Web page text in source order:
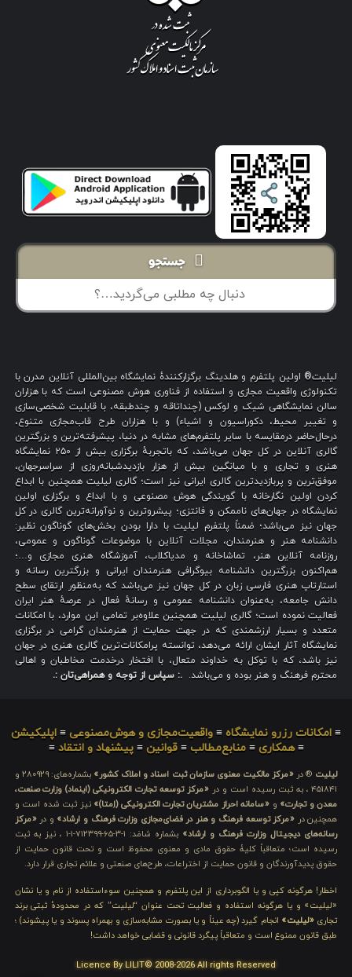
جستجو
لیلیت® اولین پلتفرم و هلدینگ برگزارکنندهٔ نمایشگاه بین‌المللی آنلاین مدرن با
تکنولوژی واقعیت مجازی و استفاده از فناوری هوش مصنوعی است که با هزاران
سالن نمایشگاهی شیک و لوکس (چنداتاقه و چندطبقه، با قابلیت شخصی‌سازی
و تغییر محیط، دکوراسیون و اشیاء) و با هزاران طرح قاب‌مجازی متنوع،
درحال‌حاضر درمقایسه با سایر پلتفرم‌های مشابه در دنیا، پیشرفته‌ترین و بزرگترین
گالری آنلاین در کل جهان می‌باشد، که باتجربهٔ برگزاری بیش از ۲۵۰ نمایشگاه
هنری و تجاری و با میانگین بیش از هزار بازدیدشبانه‌روزی از سراسرجهان،
موفق‌ترین و پربازدیدترین گالری ایرانی نیز است؛ گالری لیلیت همچنین با ابداع
کردن اولین نگارخانه با گویندگی هوش مصنوعی و با ابداع و برگزاری اولین
نمایشگاه در جهان‌های ناممکن و فانتزی؛ پیشروترین و نوآورانه‌ترین گالری در کل
جهان نیز می‌باشد؛ ضمناً پلتفرم لیلیت با دارا بودن بخش‌های گوناگون نظیر:
دانشنامه هنر و هنرمندان، مجلات آنلاین با موضوعات گوناگون و عمومی،
روزنامه آنلاین هنر، تماشاخانه و مدیاکلاب، آموزشگاه هنری مجازی و…؛
هم‌اکنون بزرگترین دانشنامه بیوگرافی هنرمندان ایرانی و بزرگترین رسانه و
استارتاپ هنری فارسی زبان در کل جهان نیز می‌باشد که به‌منظور ارتقای سطح
دانش جامعه، به‌عنوان دانشنامه عمومی و رسانهٔ فعال در عرصهٔ هنر ایران
فعالیت نموده است؛ گالری لیلیت همچنین علاوه‌بر تمامی این موارد، با امکانات
متعدد و بسیار ارزشمندی که در جهت حمایت از هنرمندان گرامی در برگزاری
نمایشگاه آثار ایشان ارائه می‌دهد، توانسته پرامکانات‌ترین گالری هنری در جهان
نیز باشد، که با توکل به خداوند متعال، با افتخار درخدمت مخاطبان و اهالی
محترم فرهنگ و هنر بوده و می‌باشد. .: سپاس از توجه و همراهی‌تان :.
≡ امکانات رزرو نمایشگاه ≡ واقعیت‌مجازی و هوش‌مصنوعی ≡ اپلیکیشن
≡همکاری ≡منابع‌مطالب ≡قوانین ≡پیشنهاد و انتقاد ≡
لیلیت ® در «مرکز مالکیت معنوی سازمان ثبت اسناد و املاک کشور»
بشماره‌های: ۲۸۰۹۲۹ و
۴۵۱۸۴۱ ، به ثبت رسیده است و در
«مرکز توسعه تجارت الکترونیکی (اینماد) وزارت صنعت،
معدن و تجارت» و «سامانه احراز مشتریان تجارت الکترونیکی (اِمتا)» نیز ثبت شده است و
همچنین در «مرکز توسعه فرهنگ و هنر در فضای‌مجازی وزارت فرهنگ و ارشاد» و در«مرکز
رسانه‌های دیجیتال وزارت فرهنگ و ارشاد»
بشماره شامَد: ۱-۳-۶۵-۷۱۲۳۹۹-۱-۱ ، نیز به ثبت
رسیده است؛ متعاقباً کلیهٔ حقوق مادی و معنوی محفوظ است و تحت قانون حمایت از
حقوق پدیدآورندگان و قانون حمایت از اختراعات، طرح‌های صنعتی و علائم تجاری قرار دارد.
اخطار! هرگونه کپی و یا الگوبرداری از این پلتفرم و همچنین سوءاستفاده از نام و یا نشان
«لیلیت» و یا هرگونه استفاده و فعالیت تحت عنوان “لیلیت” که در محدودهٔ ثبتی برند
تجاری «لیلیت» انجام گیرد (چه عیناً و یا بصورت مشابه‌سازی و بهمراه پسوند و یا پیشوند) ؛
طبق قانون ممنوع است و متعاقباً پیگرد قانونی و قضایی خواهد داشت!
Licence By LILIT© 2008-2026 All rights Reserved